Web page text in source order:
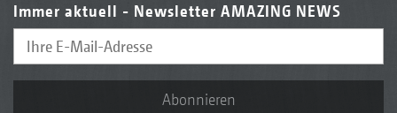
Immer aktuell - Newsletter AMAZING NEWS
Abonnieren